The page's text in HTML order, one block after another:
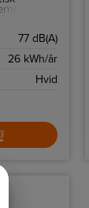
til
77 dB(A)
26 kWh/år
Hvid